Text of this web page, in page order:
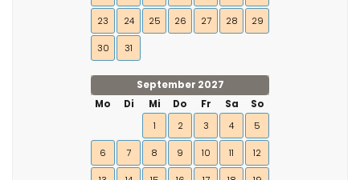
23 24 25 26 27 28 29
30 31
September 2027
Mo
Di Mi Do Fr Sa
So
1
2 3 4 5
6 7 8 9 10 11 12